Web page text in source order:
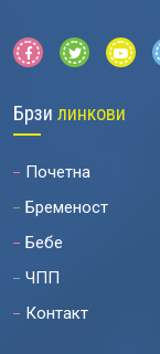
Брзи линкови
Почетна
Бременост
Бебе
ЧПП
Контакт